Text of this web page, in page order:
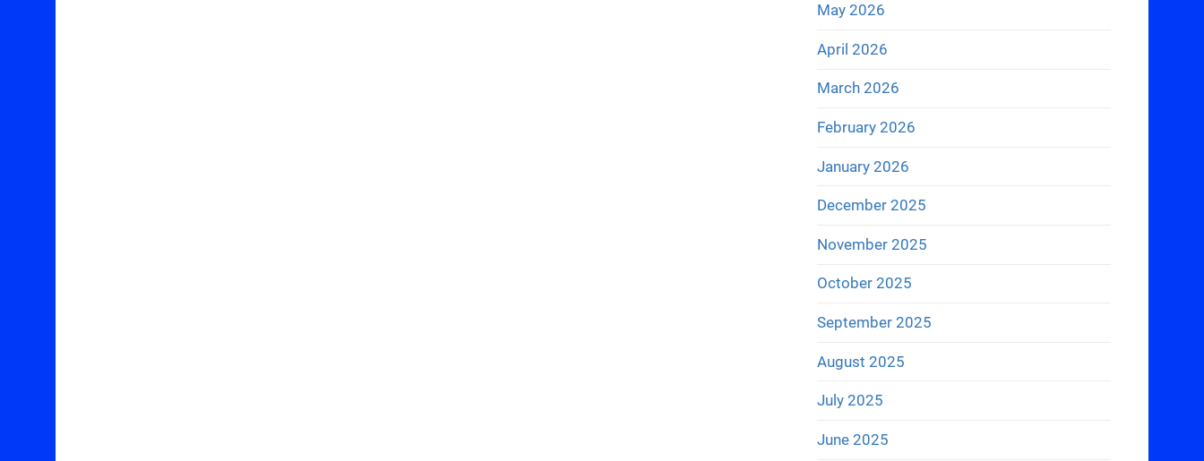
May 2026
April 2026
March 2026
February 2026
January 2026
December 2025
November 2025
October 2025
September 2025
August 2025
July 2025
June 2025